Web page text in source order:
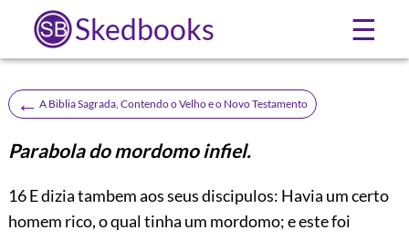
Skedbooks ☰
← A Biblia Sagrada, Contendo o Velho e o Novo Testamento
Parabola do mordomo infiel.
16E dizia tambem aos seus discipulos: Havia um certo
homem rico, o qual tinha um mordomo; e este foi